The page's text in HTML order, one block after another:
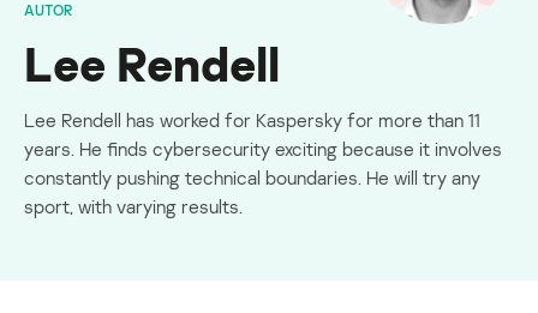
AUTOR
Lee Rendell
Lee Rendell has worked for Kaspersky for more than 11
years. He finds cybersecurity exciting because it involves
constantly pushing technical boundaries. He will try any
sport, with varying results.